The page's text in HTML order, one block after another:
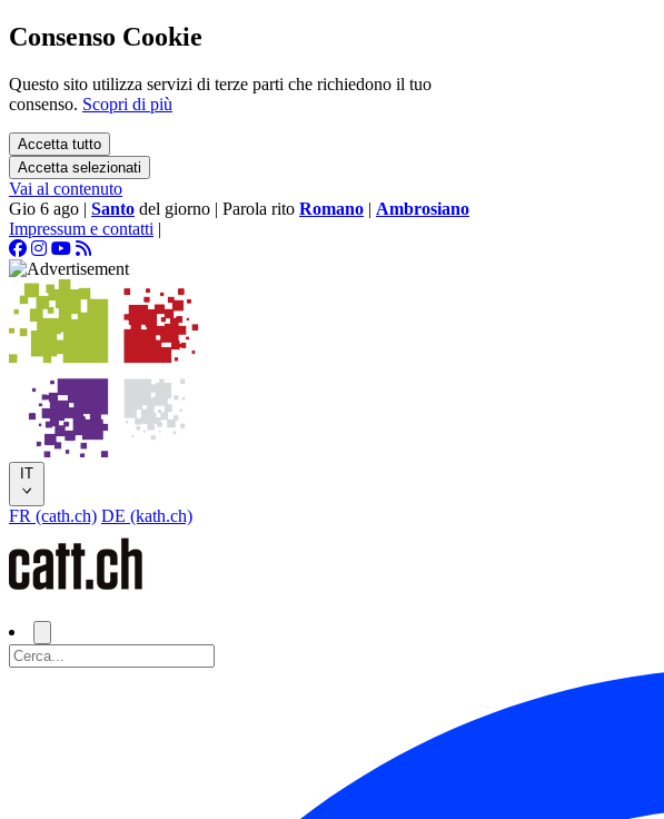
Consenso Cookie
Questo sito utilizza servizi di terze parti che richiedono il tuo
consenso. Scopri di più
Accetta tutto
Accetta selezionati
Vai al contenuto
Gio 6 ago | Santo del giorno | Parola rito Romano | Ambrosiano
Impressum e contatti |
IT
FR (cath.ch) DE (kath.ch)